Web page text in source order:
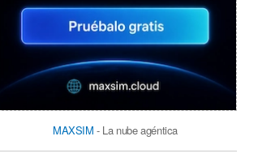
MAXSIM - La nube agéntica